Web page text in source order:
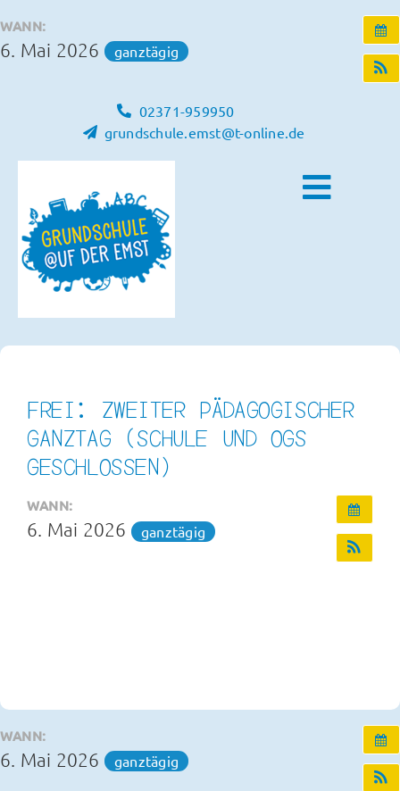
Inhalt
springen
WANN:
6. Mai 2026 ganztägig
02371-959950
grundschule.emst@t-online.de
Toggle
Infos und Termine
Kontakt
FREI: ZWEITER PÄDAGOGISCHER
GANZTAG (SCHULE UND OGS
GESCHLOSSEN)
WANN:
6. Mai 2026 ganztägig
WANN:
6. Mai 2026 ganztägig